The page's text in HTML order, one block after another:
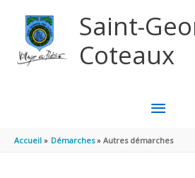
Saint-
Coteaux
MENU
Accueil Démarches Autres démarches